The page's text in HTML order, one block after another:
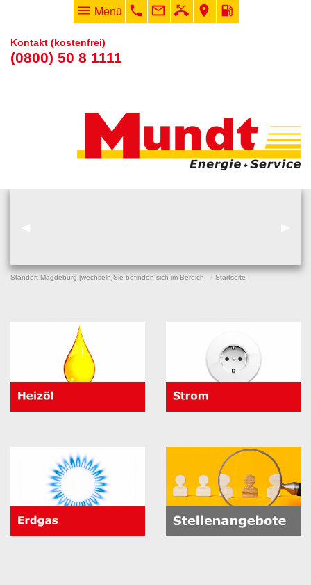
menu Menü phone mail_outline phone_missed room local_gas_station
Kontakt (kostenfrei)
(0800) 50 8 1111
Standort Magdeburg [wechseln]Sie befinden sich im Bereich: Startseite